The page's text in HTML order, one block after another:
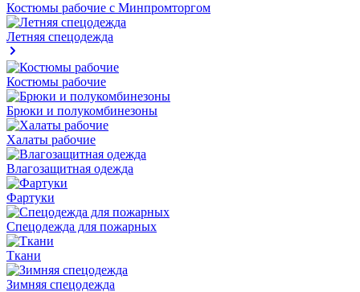
Костюмы рабочие с Минпромторгом
Летняя спецодежда
Костюмы рабочие
Брюки и полукомбинезоны
Халаты рабочие
Влагозащитная одежда
Фартуки
Спецодежда для пожарных
Ткани
Зимняя спецодежда